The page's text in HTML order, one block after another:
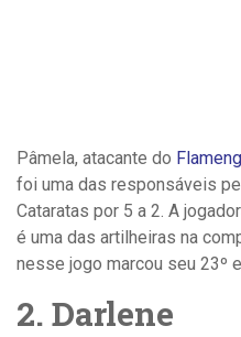
Pâmela, atacante do
foi uma das responsáveis
Cataratas por 5 a 2. A
é uma das artilheiras na
nesse jogo marcou seu 23º
2. Darlene